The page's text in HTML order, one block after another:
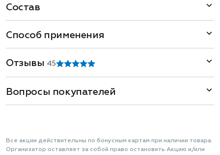
Состав
Способ применения
Отзывы 45
Вопросы покупателей
Все акции действительны по бонусным картам при наличии товара.
Организатор оставляет за собой право остановить Акцию и/или